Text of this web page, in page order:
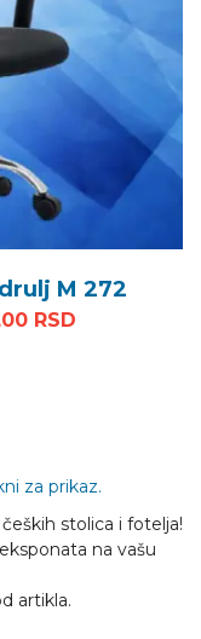
M 272
cena je bila:
RSDTrenutna
za prikaz.
stolica i fotelja!
na vašu
artikla.